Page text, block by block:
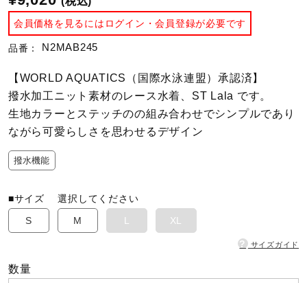
バドミントン
卓球
ソフトボール
柔道
会員価格を見るにはログイン・会員登録が必要です
品番： N2MAB245
【WORLD AQUATICS（国際水泳連盟）承認済】
撥水加工ニット素材のレース水着、ST Lala です。
生地カラーとステッチのの組み合わせでシンプルであり
ながら可愛らしさを思わせるデザイン
撥水機能
■サイズ選択してください
S
M L XL
? サイズガイド
数量